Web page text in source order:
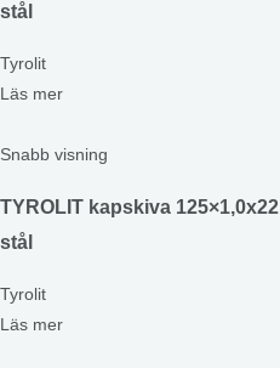
stål
Tyrolit
Läs mer
Snabb visning
TYROLIT kapskiva
stål
Tyrolit
Läs mer